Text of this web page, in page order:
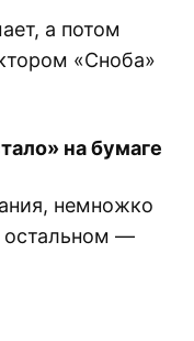
а потом
«Сноба»
на бумаге
немножко
остальном —